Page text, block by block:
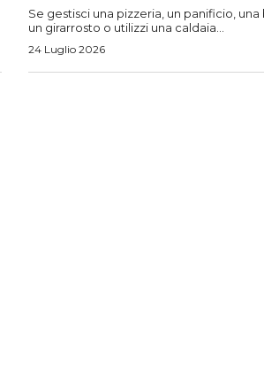
Se gestisci una pizzeria, un panificio, una
un girarrosto o utilizzi una caldaia...
24 Luglio 2026